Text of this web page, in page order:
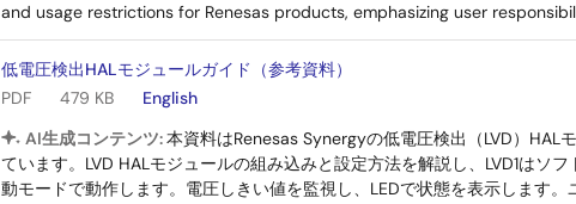
and usage restrictions for Renesas products, emphasizing user
低電圧検出HALモジュールガイド（参考資料）
PDF
479 KB
English
AI生成コンテンツ:本資料はRenesas Synergyの低電圧検出（LVD）HAL
ています。LVD HALモジュールの組み込みと設定方法を解説し、LVD1はソ
動モードで動作します。電圧しきい値を監視し、LEDで状態を表示します